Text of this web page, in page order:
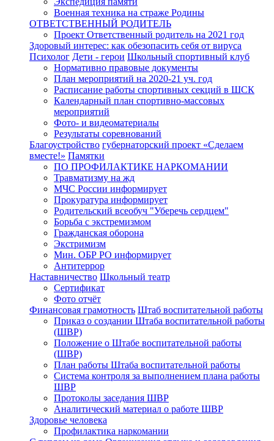
Военная техника на страже Родины
ОТВЕТСТВЕННЫЙ РОДИТЕЛЬ
Проект Ответственный родитель на 2021 год
Здоровый интерес: как обезопасить себя от вируса
Психолог Дети - герои Школьный спортивный клуб
Нормативно правовые документы
План мероприятий на 2020-21 уч. год
Расписание работы спортивных секций в ШСК
Календарный план спортивно-массовых
мероприятий
Фото- и видеоматериалы
Результаты соревнований
Благоустройство губернаторский проект «Сделаем
вместе!» Памятки
ПО ПРОФИЛАКТИКЕ НАРКОМАНИИ
Травматизму на жд
МЧС России информирует
Прокуратура информирует
Родительский всеобуч "Уберечь сердцем"
Борьба с экстремизмом
Гражданская оборона
Экстримизм
Мин. ОБР РО информирует
Антитеррор
Наставничество Школьный театр
Сертификат
Фото отчёт
Финансовая грамотность Штаб воспитательной работы
Приказ о создании Штаба воспитательной работы
(ШВР)
Положение о Штабе воспитательной работы
(ШВР)
План работы Штаба воспитательной работы
Система контроля за выполнением плана работы
ШВР
Протоколы заседания ШВР
Аналитический материал о работе ШВР
Здоровье человека
Профилактика наркомании